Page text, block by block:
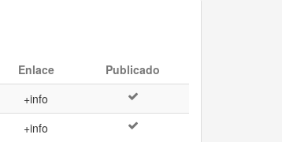
Enlace
Publicado
+info
+info